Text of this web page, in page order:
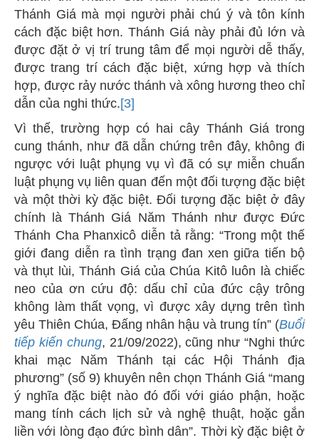
Thánh Giá mà mọi người phải chú ý và tôn kính
cách đặc biệt hơn. Thánh Giá này phải đủ lớn và
được đặt ở vị trí trung tâm để mọi người dễ thấy,
được trang trí cách đặc biệt, xứng hợp và thích
hợp, được rảy nước thánh và xông hương theo chỉ
dẫn của nghi thức.[3]
Vì thế, trường hợp có hai cây Thánh Giá trong
cung thánh, như đã dẫn chứng trên đây, không đi
ngược với luật phụng vụ vì đã có sự miễn chuẩn
luật phụng vụ liên quan đến một đối tượng đặc biệt
và một thời kỳ đặc biệt. Đối tượng đặc biệt ở đây
chính là Thánh Giá Năm Thánh như được Đức
Thánh Cha Phanxicô diễn tả rằng: “Trong một thế
giới đang diễn ra tình trạng đan xen giữa tiến bộ
và thụt lùi, Thánh Giá của Chúa Kitô luôn là chiếc
neo của ơn cứu độ: dấu chỉ của đức cậy trông
không làm thất vọng, vì được xây dựng trên tình
yêu Thiên Chúa, Đấng nhân hậu và trung tín” (Buổi
tiếp kiến chung, 21/09/2022), cũng như “Nghi thức
khai mạc Năm Thánh tại các Hội Thánh địa
phương” (số 9) khuyên nên chọn Thánh Giá “mang
ý nghĩa đặc biệt nào đó đối với giáo phận, hoặc
mang tính cách lịch sử và nghệ thuật, hoặc gắn
liền với lòng đạo đức bình dân”. Thời kỳ đặc biệt ở